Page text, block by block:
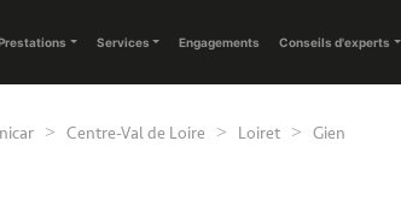
Services Engagements Conseils d'experts
Centre-Val de Loire Loiret
Gien